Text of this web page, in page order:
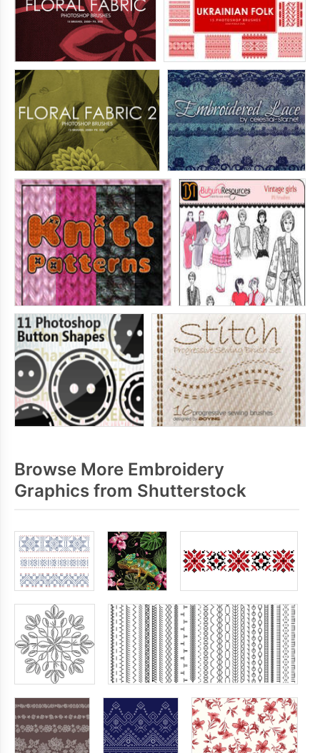
Browse More Embroidery
Graphics from Shutterstock